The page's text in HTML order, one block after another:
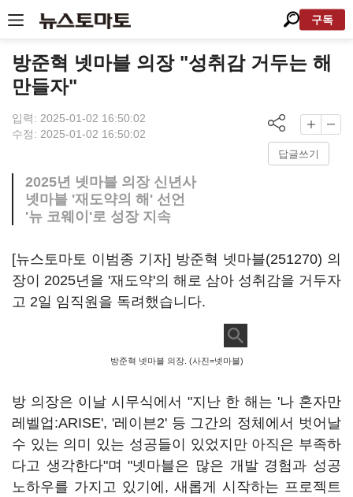
구독
방준혁 넷마블 의장 "성취감 거두는 해
만들자"
입력: 2025-01-02 16:50:02
수정: 2025-01-02 16:50:02
답글쓰기
2025년 넷마블 의장 신년사
넷마블 '재도약의 해' 선언
'뉴 코웨이'로 성장 지속
[뉴스토마토 이범종 기자] 방준혁 넷마블(251270) 의
장이 2025년을 '재도약'의 해로 삼아 성취감을 거두자
고 2일 임직원을 독려했습니다.
방준혁 넷마블 의장. (사진=넷마블)
방 의장은 이날 시무식에서 "지난 한 해는 '나 혼자만
레벨업:ARISE', '레이븐2' 등 그간의 정체에서 벗어날
수 있는 의미 있는 성공들이 있었지만 아직은 부족하
다고 생각한다"며 "넷마블은 많은 개발 경험과 성공
노하우를 가지고 있기에, 새롭게 시작하는 프로젝트